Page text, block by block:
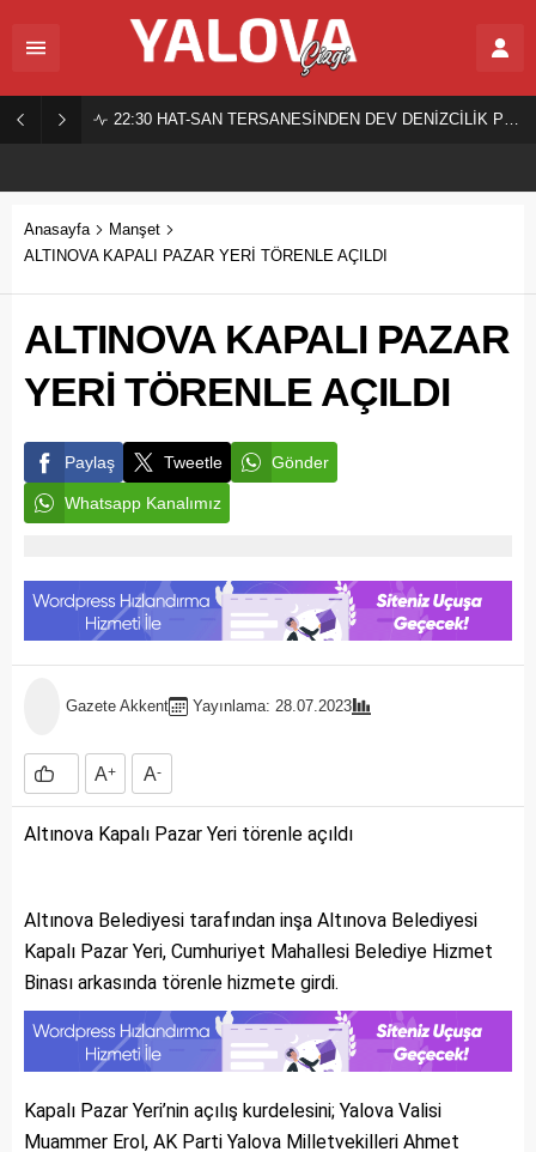
22:30 HAT-SAN TERSANESİNDEN DEV DENİZCİLİK PROJESİ!
Anasayfa
Manşet
ALTINOVA KAPALI PAZAR YERİ TÖRENLE AÇILDI
ALTINOVA KAPALI PAZAR
YERİ TÖRENLE AÇILDI
Paylaş Tweetle Gönder
Whatsapp Kanalımız
Gazete Akkent Yayınlama: 28.07.2023
A+ A-
Altınova Kapalı Pazar Yeri törenle açıldı
Altınova Belediyesi tarafından inşa Altınova Belediyesi
Kapalı Pazar Yeri, Cumhuriyet Mahallesi Belediye Hizmet
Binası arkasında törenle hizmete girdi.
Kapalı Pazar Yeri’nin açılış kurdelesini; Yalova Valisi
Muammer Erol, AK Parti Yalova Milletvekilleri Ahmet